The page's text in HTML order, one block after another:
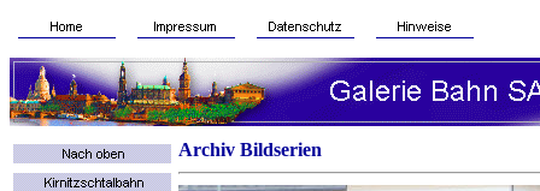
Archiv Bildserien